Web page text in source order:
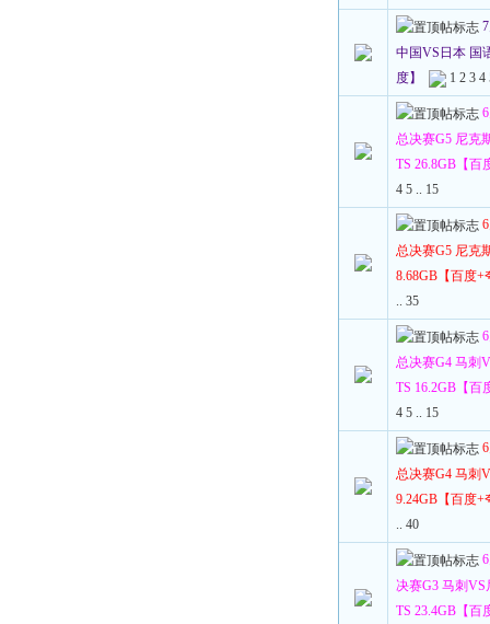
中国VS日本 国
度】
1 2 3 4
总决赛G5 尼克
TS 26.8GB【百
4 5 15
总决赛G5 尼克
8.68GB【百度+
..35
总决赛G4 马刺
TS 16.2GB【百
4 5 15
总决赛G4 马刺
9.24GB【百度+
..40
决赛G3 马刺VS
TS 23.4GB【百